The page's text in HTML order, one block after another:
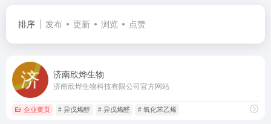
排序 发布 更新 浏览 点赞
济南欣烨生物
济南欣烨生物科技有限公司官方网站
企业黄页 # 异戊烯醇 # 异戊烯醛 # 氧化苯乙烯